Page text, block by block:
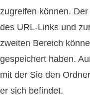
zugreifen können.
des URL-Links und
zweiten Bereich
gespeichert haben.
mit der Sie den
er sich befindet.